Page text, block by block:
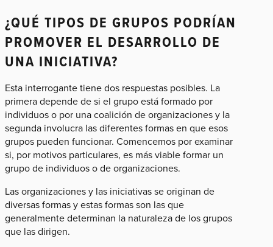
¿QUÉ TIPOS DE GRUPOS PODRÍAN
PROMOVER EL DESARROLLO DE
UNA INICIATIVA?
Esta interrogante tiene dos respuestas posibles. La
primera depende de si el grupo está formado por
individuos o por una coalición de organizaciones y la
segunda involucra las diferentes formas en que esos
grupos pueden funcionar. Comencemos por examinar
si, por motivos particulares, es más viable formar un
grupo de individuos o de organizaciones.
Las organizaciones y las iniciativas se originan de
diversas formas y estas formas son las que
generalmente determinan la naturaleza de los grupos
que las dirigen.